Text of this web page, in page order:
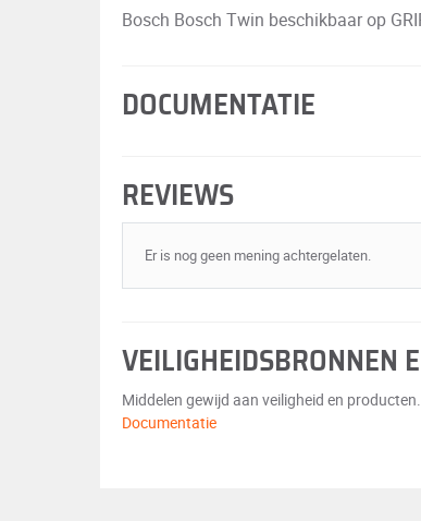
Bosch Bosch Twin beschikbaar op
DOCUMENTATIE
REVIEWS
Er is nog geen mening achtergelaten.
VEILIGHEIDSBRONNEN
Middelen gewijd aan veiligheid en producten.
Documentatie